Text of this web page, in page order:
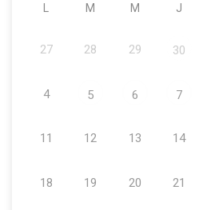
L M M J
27 28 29 30
4 5 6 7
11 12 13 14
18 19 20 21